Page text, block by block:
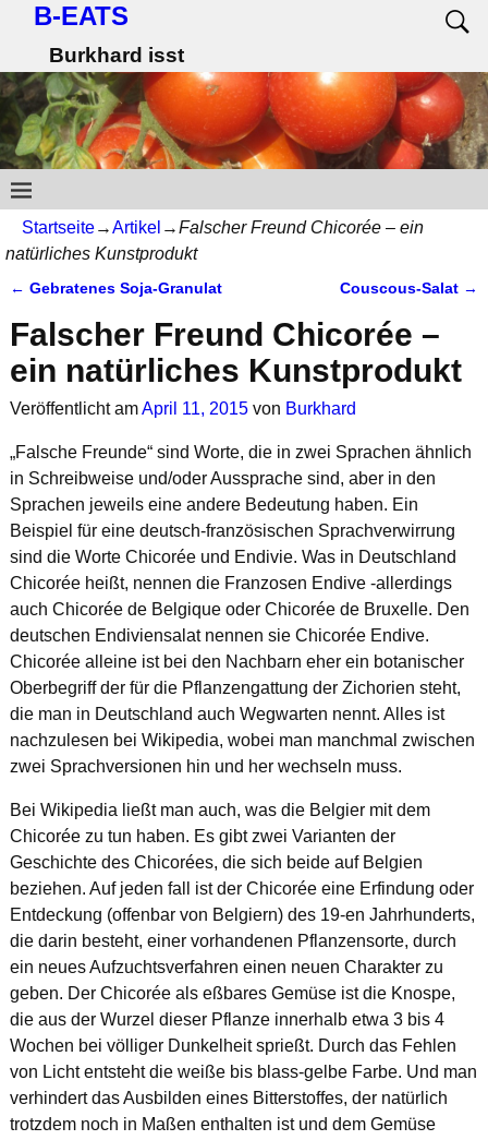
B-EATS
Burkhard isst
Startseite→Artikel →Falscher Freund Chicorée – ein
natürliches Kunstprodukt
← Gebratenes Soja-Granulat Couscous-Salat →
Falscher Freund Chicorée –
ein natürliches Kunstprodukt
Veröffentlicht amApril 11, 2015 von Burkhard
„Falsche Freunde“ sind Worte, die in zwei Sprachen ähnlich
in Schreibweise und/oder Aussprache sind, aber in den
Sprachen jeweils eine andere Bedeutung haben. Ein
Beispiel für eine deutsch-französischen Sprachverwirrung
sind die Worte Chicorée und Endivie. Was in Deutschland
Chicorée heißt, nennen die Franzosen Endive -allerdings
auch Chicorée de Belgique oder Chicorée de Bruxelle. Den
deutschen Endiviensalat nennen sie Chicorée Endive.
Chicorée alleine ist bei den Nachbarn eher ein botanischer
Oberbegriff der für die Pflanzengattung der Zichorien steht,
die man in Deutschland auch Wegwarten nennt. Alles ist
nachzulesen bei Wikipedia, wobei man manchmal zwischen
zwei Sprachversionen hin und her wechseln muss.
Bei Wikipedia ließt man auch, was die Belgier mit dem
Chicorée zu tun haben. Es gibt zwei Varianten der
Geschichte des Chicorées, die sich beide auf Belgien
beziehen. Auf jeden fall ist der Chicorée eine Erfindung oder
Entdeckung (offenbar von Belgiern) des 19-en Jahrhunderts,
die darin besteht, einer vorhandenen Pflanzensorte, durch
ein neues Aufzuchtsverfahren einen neuen Charakter zu
geben. Der Chicorée als eßbares Gemüse ist die Knospe,
die aus der Wurzel dieser Pflanze innerhalb etwa 3 bis 4
Wochen bei völliger Dunkelheit sprießt. Durch das Fehlen
von Licht entsteht die weiße bis blass-gelbe Farbe. Und man
verhindert das Ausbilden eines Bitterstoffes, der natürlich
trotzdem noch in Maßen enthalten ist und dem Gemüse